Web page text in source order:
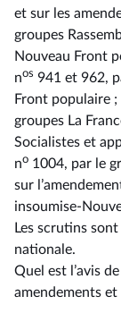
et sur les
groupes
Nouveau Front
nos 941 et 962,
Front populaire ;
groupes La
Socialistes et
no 1004, par le
sur
insoumise-
Les scrutins sont
nationale.
Quel est l’avis
amendements et